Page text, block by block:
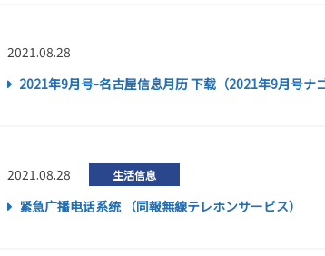
2021.08.28
2021年9月号-名古屋信息月历 下载（2021年9月号ナ
2021.08.28 生活信息
紧急广播电话系统 （同報無線テレホンサービス）